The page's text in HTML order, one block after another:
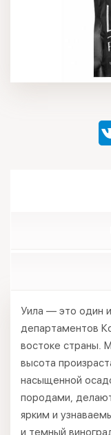
Уила — это один
департаментов
востоке страны.
высота
насыщенной
породами,
ярким и
и темный